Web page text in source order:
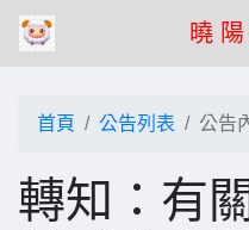
曉
首頁 公告列表 公告
轉知：有